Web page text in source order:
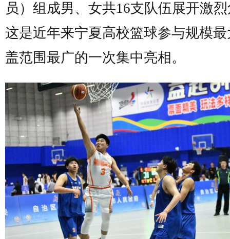
员）组成男、女共16支队伍展开激
这是近年来宁夏高校篮球参与规模
盖范围最广的一次集中亮相。